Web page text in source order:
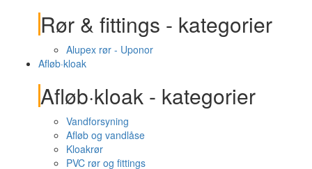
Rør & fittings - kategorier
Alupex rør - Uponor
Afløb·kloak
Afløb·kloak - kategorier
Vandforsyning
Afløb og vandlåse
Kloakrør
PVC rør og fittings